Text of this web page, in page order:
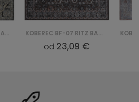
KOBEREC BF-011 RITZ BAWEŁNIANY KOBEREC BF-07 RITZ BAWEŁNIANY
od 23,09 €